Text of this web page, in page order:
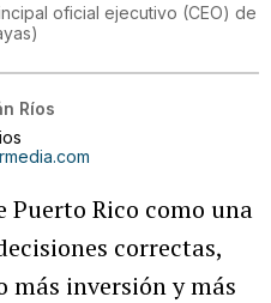
oficial ejecutivo (CEO) de
)
Ríos
Puerto Rico como una
correctas,
más inversión y más